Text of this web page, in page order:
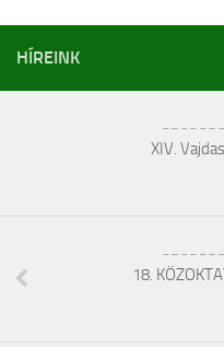
HÍREINK
XIV.
18.